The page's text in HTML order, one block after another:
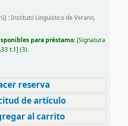
: Instituto Lingüistico de Verano,
para préstamo: Signatura
t.1 (3).
reserva
de artículo
al carrito